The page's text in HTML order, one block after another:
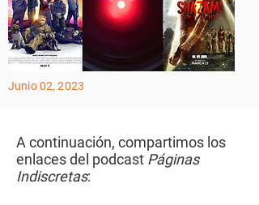
Junio 02, 2023
A continuación, compartimos los
enlaces del podcast Páginas
Indiscretas: